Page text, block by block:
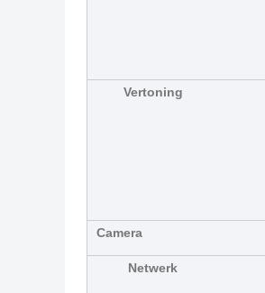
Vertoning
Camera
Netwerk